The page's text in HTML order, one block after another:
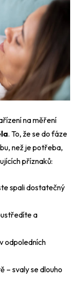
na měření
. To, že se do fáze
než je potřeba,
příznaků:
spali dostatečný
a
odpoledních
– svaly se dlouho